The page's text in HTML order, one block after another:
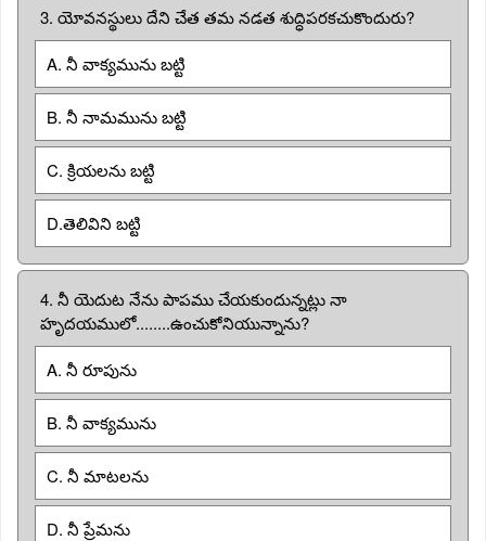
3. యోవనస్థులు దేని చేత తమ నడత శుద్ధిపరకచుకొందురు?
A. నీ వాక్యమును బట్టి
B. నీ నామమును బట్టి
C. క్రియలను బట్టి
D.తెలివిని బట్టి
4. నీ యెదుట నేను పాపము చేయకుందున్నట్లు నా
హృదయములో........ఉంచుకోనియున్నాను?
A. నీ రూపును
B. నీ వాక్యమును
C. నీ మాటలను
D. నీ ప్రేమను